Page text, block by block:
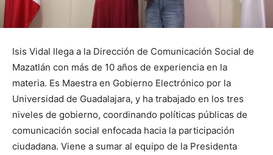
Isis Vidal llega a la Dirección de Comunicación Social de
Mazatlán con más de 10 años de experiencia en la
materia. Es Maestra en Gobierno Electrónico por la
Universidad de Guadalajara, y ha trabajado en los tres
niveles de gobierno, coordinando políticas públicas de
comunicación social enfocada hacia la participación
ciudadana. Viene a sumar al equipo de la Presidenta